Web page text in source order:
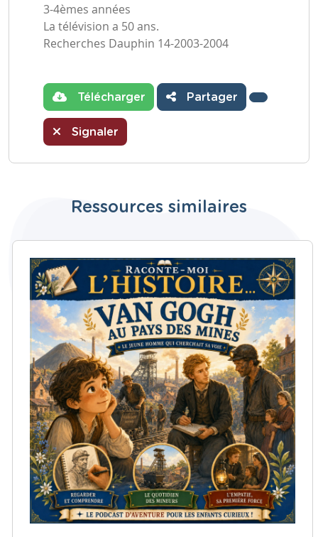
3-4èmes années
La télévision a 50 ans.
Recherches Dauphin 14-2003-2004
Télécharger Partager
Signaler
Ressources similaires